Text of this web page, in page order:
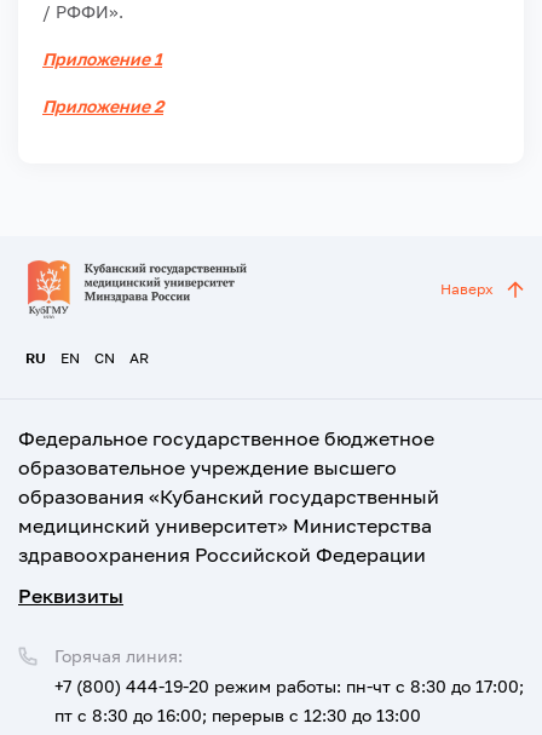
/ РФФИ».
Приложение 1
Приложение 2
RU EN CN AR
Наверх
Федеральное государственное бюджетное
образовательное учреждение высшего
образования «Кубанский государственный
медицинский университет» Министерства
здравоохранения Российской Федерации
Реквизиты
Горячая линия:
+7 (800) 444-19-20 режим работы: пн-чт с 8:30 до 17:00;
пт с 8:30 до 16:00; перерыв с 12:30 до 13:00